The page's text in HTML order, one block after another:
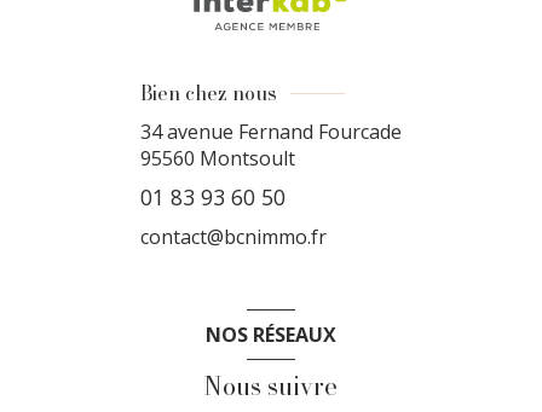
Bien chez nous
34 avenue Fernand Fourcade
95560 Montsoult
01 83 93 60 50
contact@bcnimmo.fr
NOS RÉSEAUX
Nous suivre